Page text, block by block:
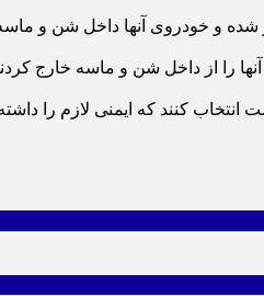
شده و خودروی آنها داخل شن و
ریگزار گرفتار شده و باتلاش فراوان خودروی آنها را از داخل شن و
کنند که ایمنی لازم را